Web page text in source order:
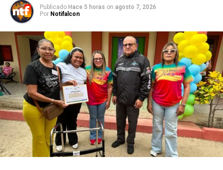
Publicado Hace 5 horas on agosto 7, 2026
Por Notifalcon